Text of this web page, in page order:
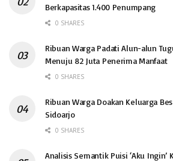
Berkapasitas 1.400 Penumpang
0 SHARES
Ribuan Warga Padati Alun-alun
Menuju 82 Juta Penerima Manfaat
0 SHARES
Ribuan Warga Doakan Keluarga
Sidoarjo
0 SHARES
Analisis Semantik Puisi ‘Aku Ingin’